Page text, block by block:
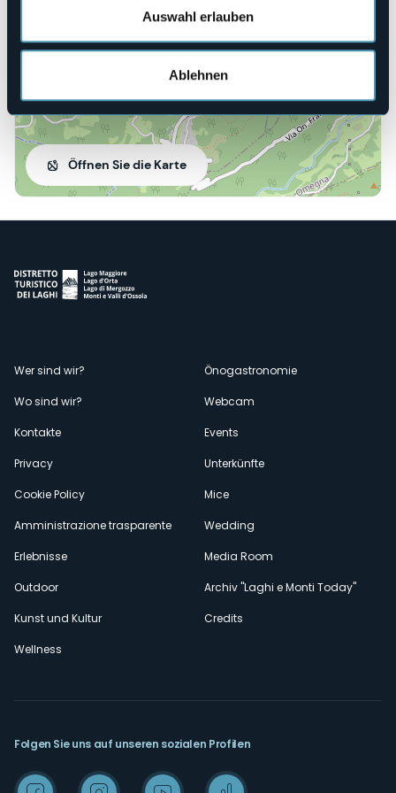
Auswahl erlauben
Ablehnen
Öffnen Sie die Karte
Menù
secondario
Wer sind wir?
Wo sind wir?
Kontakte
Privacy
Cookie Policy
Amministrazione trasparente
Erlebnisse
Outdoor
Kunst und Kultur
Wellness
Önogastronomie
Webcam
Events
Unterkünfte
Mice
Wedding
Media Room
Archiv "Laghi e Monti Today"
Credits
Folgen Sie uns auf unseren sozialen Profilen